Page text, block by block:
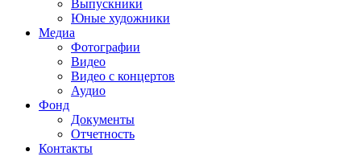
Выпускники
Юные художники
Медиа
Фотографии
Видео
Видео с концертов
Аудио
Фонд
Документы
Отчетность
Контакты